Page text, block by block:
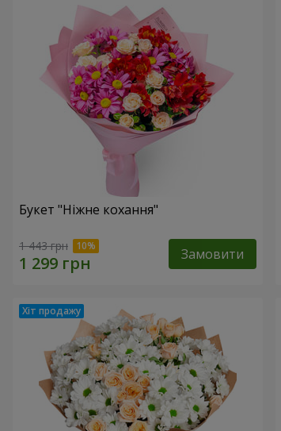
Букет "Ніжне кохання"
1 443 грн Замовити